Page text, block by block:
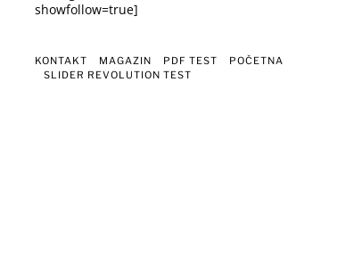
showfollow=true]
KONTAKT MAGAZIN PDF TEST
POČETNA
SLIDER REVOLUTION TEST